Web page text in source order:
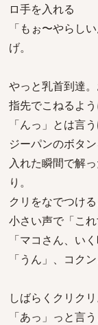
ロ手を入れる
「もぉ〜やらし
げ。
やっと乳首到達
指先でこねるよう
「んっ」とは言
ジーパンのボタ
入れた瞬間で解
り。
クリをなでつけ
小さい声で「こ
「マコさん、い
「うん」、コク
しばらくクリク
「あっ」っと言